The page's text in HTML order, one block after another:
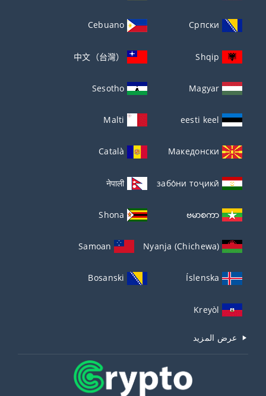
Српски
Cebuano
Shqip
中文（台灣）
Magyar
Sesotho
eesti keel
Malti
Македонски
Català
забо́ни тоҷикӣ́
नेपाली
ဗမာစကာ
Shona
Nyanja (Chichewa)
Samoan
Íslenska
Bosanski
Kreyòl
عرض المزيد